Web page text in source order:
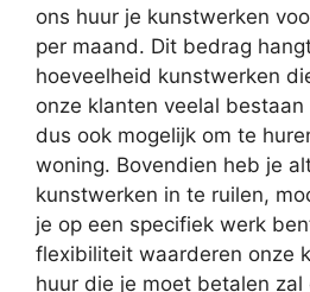
ons huur je kunstwerken
per maand. Dit bedrag
hoeveelheid kunstwerken
onze klanten veelal
dus ook mogelijk om te
woning. Bovendien heb je
kunstwerken in te ruilen,
je op een specifiek werk
flexibiliteit waarderen onze
huur die je moet betalen zal